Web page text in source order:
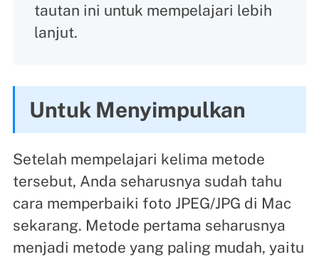
tautan ini untuk mempelajari lebih
lanjut.
Untuk Menyimpulkan
Setelah mempelajari kelima metode
tersebut, Anda seharusnya sudah tahu
cara memperbaiki foto JPEG/JPG di Mac
sekarang. Metode pertama seharusnya
menjadi metode yang paling mudah, yaitu